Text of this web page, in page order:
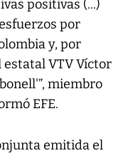
positivas (...)
por
y, por
estatal VTV Víctor
miembro
EFE.
emitida el